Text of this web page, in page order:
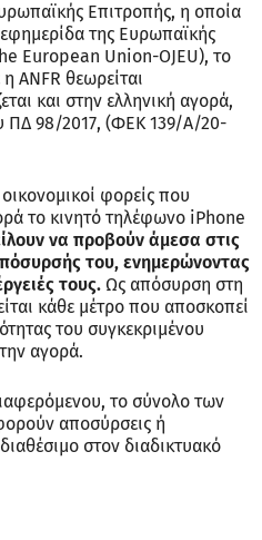
Επιτροπής, η οποία
της Ευρωπαϊκής
European Union-OJEU), το
ANFR θεωρείται
και στην ελληνική αγορά,
ΠΔ 98/2017, (ΦΕΚ 139/Α/20-
φορείς που
το κινητό τηλέφωνο iPhone
να προβούν άμεσα στις
του, ενημερώνοντας
τους. Ως απόσυρση στη
κάθε μέτρο που αποσκοπεί
του συγκεκριμένου
αγορά.
το σύνολο των
αποσύρσεις ή
στον διαδικτυακό